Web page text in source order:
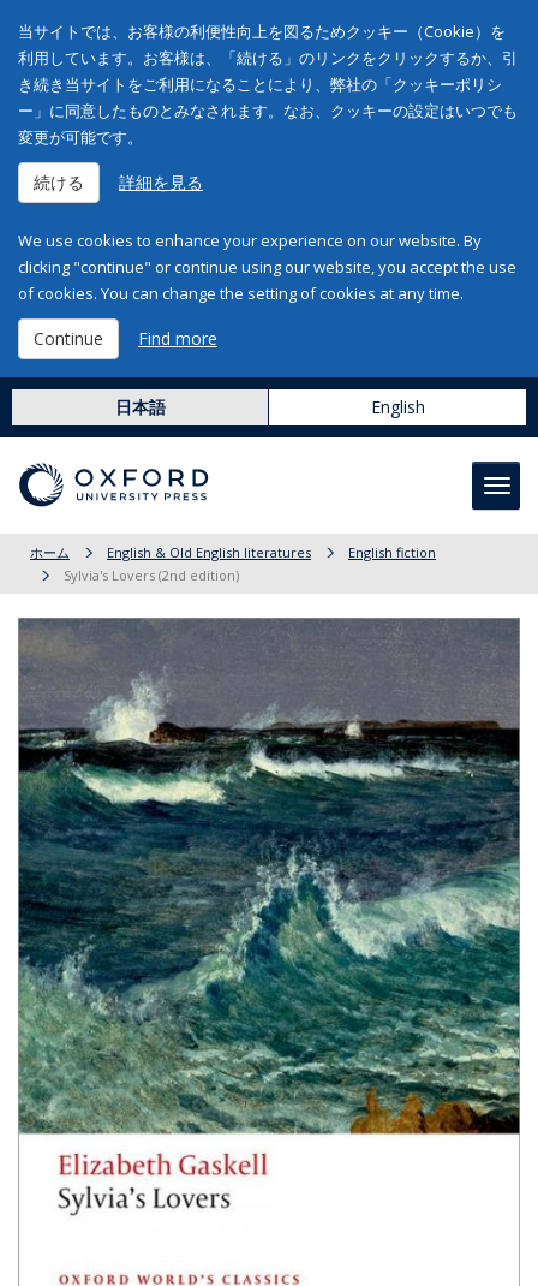
当サイトでは、お客様の利便性向上を図るためクッキー（Cookie）を
利用しています。お客様は、「続ける」のリンクをクリックするか、引
き続き当サイトをご利用になることにより、弊社の「クッキーポリシ
ー」に同意したものとみなされます。なお、クッキーの設定はいつでも
変更が可能です。
続ける 詳細を見る
We use cookies to enhance your experience on our website. By
clicking "continue" or continue using our website, you accept the use
of cookies. You can change the setting of cookies at any time.
Continue Find more
日本語 English
ホーム English & Old English literatures
English fiction
Sylvia's Lovers (2nd edition)